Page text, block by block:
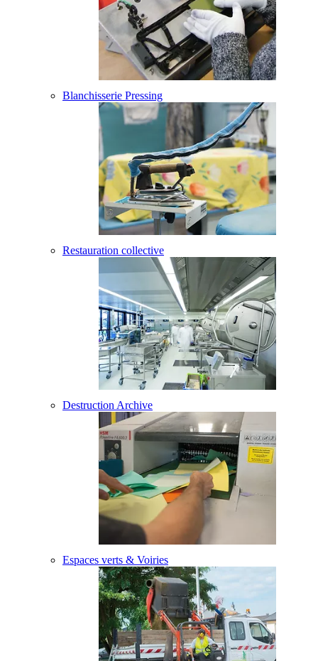
Blanchisserie Pressing
Restauration collective
Destruction Archive
Espaces verts & Voiries